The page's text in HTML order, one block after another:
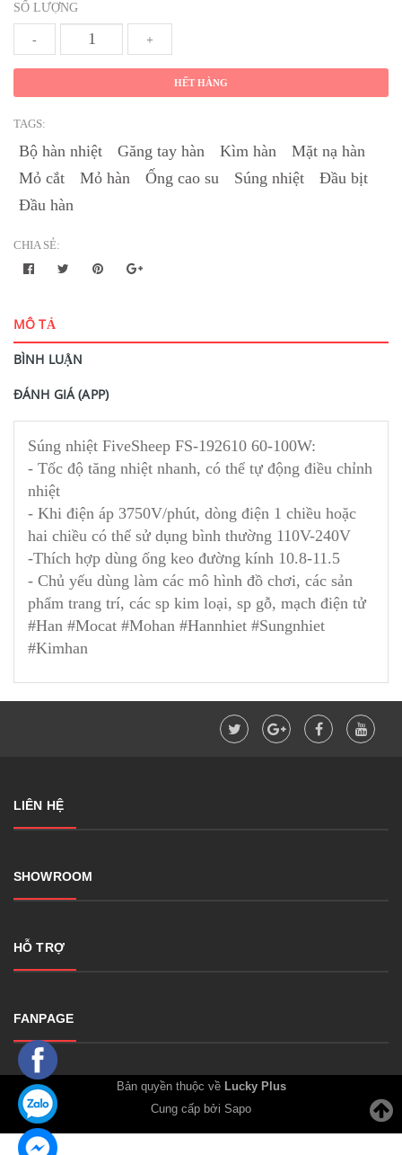
SỐ LƯỢNG
- +
HẾT HÀNG
TAGS:
Bộ hàn nhiệt Găng tay hàn Kìm hàn
Mặt nạ hàn
Mỏ cắt
Mỏ hàn Ống cao su Súng nhiệt
Đầu bịt
Đầu hàn
CHIA SẺ:
MÔ TẢ
BÌNH LUẬN
ĐÁNH GIÁ (APP)
Súng nhiệt FiveSheep FS-192610 60-100W:
- Tốc độ tăng nhiệt nhanh, có thể tự động điều chỉnh
nhiệt
- Khi điện áp 3750V/phút, dòng điện 1 chiều hoặc
hai chiều có thể sử dụng bình thường 110V-240V
-Thích hợp dùng ống keo đường kính 10.8-11.5
- Chủ yếu dùng làm các mô hình đồ chơi, các sản
phẩm trang trí, các sp kim loại, sp gỗ, mạch điện tử
#Han #Mocat #Mohan #Hannhiet #Sungnhiet
#Kimhan
LIÊN HỆ
SHOWROOM
HỖ TRỢ
FANPAGE
Bản quyền thuộc về Lucky Plus
Cung cấp bởi Sapo